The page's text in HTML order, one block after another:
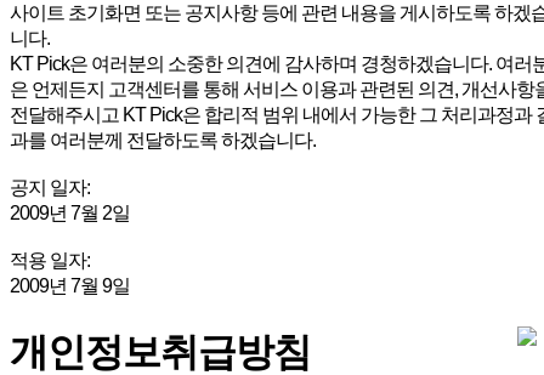
사이트 초기화면 또는 공지사항 등에 관련 내용을 게시하도록 하겠
니다.
KT Pick은 여러분의 소중한 의견에 감사하며 경청하겠습니다. 여러
은 언제든지 고객센터를 통해 서비스 이용과 관련된 의견, 개선사항
전달해주시고 KT Pick은 합리적 범위 내에서 가능한 그 처리과정과
과를 여러분께 전달하도록 하겠습니다.
공지 일자:
2009년 7월 2일
적용 일자:
2009년 7월 9일
개인정보취급방침